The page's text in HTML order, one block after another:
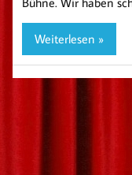
Weiterlesen »